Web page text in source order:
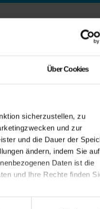
Über Cookies
sicherzustellen, zu
und zur
und die Dauer der
ändern, indem Sie
Daten ist die
und Ihre Rechte finden